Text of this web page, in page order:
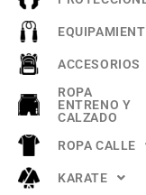
ACCESORIOS
ROPA
ENTRENO Y
CALZADO
ROPA CALLE
KARATE
Espinillera
"TITANIUM"
Rosa